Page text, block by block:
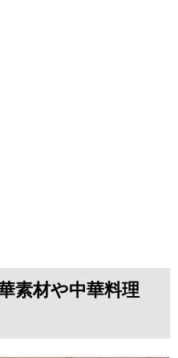
素材や中華料理